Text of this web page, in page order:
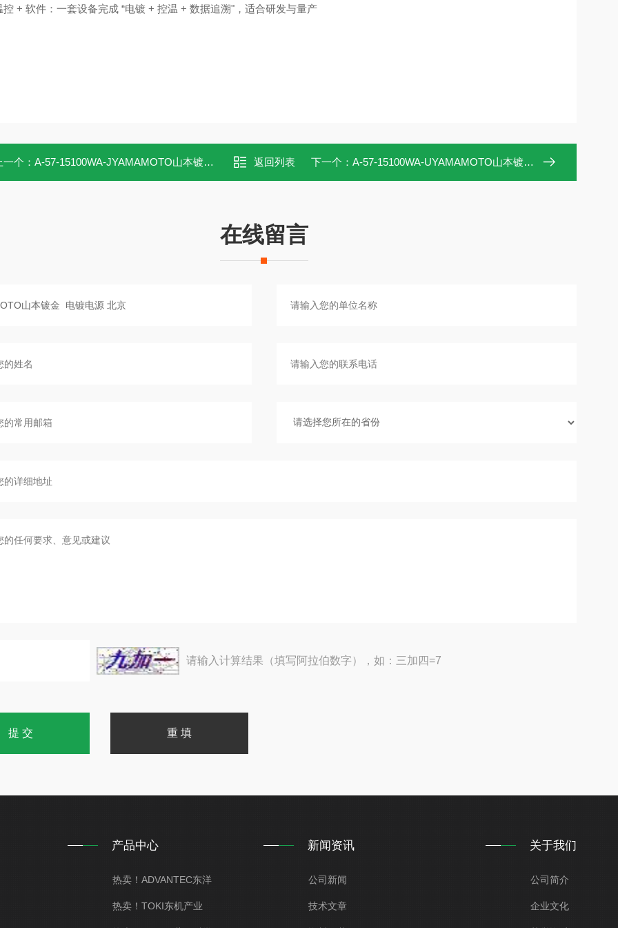
控 + 软件：一套设备完成 “电镀 + 控温 + 数据追溯"，适合研发与量产
一个： A-57-15100WA-JYAMAMOTO山本镀金 电镀电源 返回列表 下一个： A-57-15100WA-UYAMAMOTO山本镀金 电镀电源 浙江
在线留言
请输入计算结果（填写阿拉伯数字），如：三加四=7
产品中心
热卖！ADVANTEC东洋
热卖！TOKI东机产业
新闻资讯
公司新闻
技术文章
关于我们
公司简介
企业文化